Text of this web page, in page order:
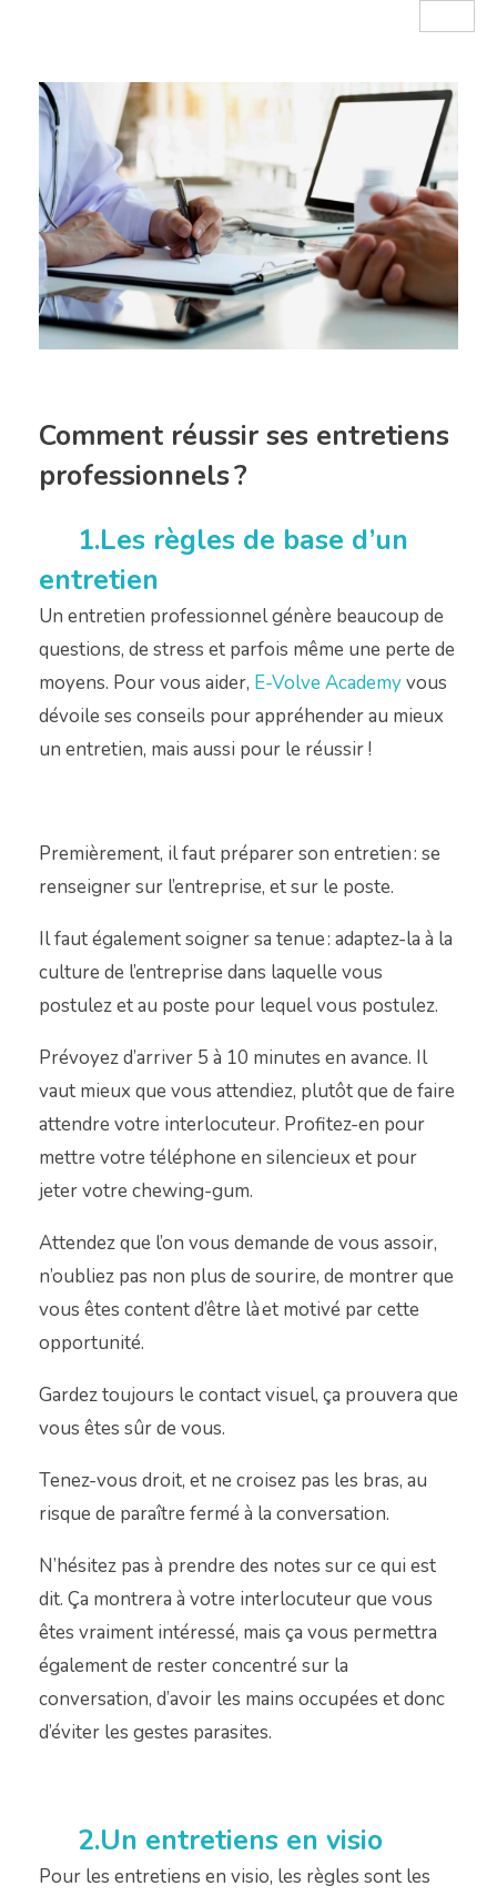
Comment réussir ses entretiens
professionnels ?
1.Les règles de base d’un
entretien
Un entretien professionnel génère beaucoup de
questions, de stress et parfois même une perte de
moyens. Pour vous aider, E-Volve Academyvous
dévoile ses conseils pour appréhender au mieux
un entretien, mais aussi pour le réussir !
Premièrement, il faut préparer son entretien : se
renseigner sur l’entreprise, et sur le poste.
Il faut également soigner sa tenue : adaptez-la à la
culture de l’entreprise dans laquelle vous
postulez et au poste pour lequel vous postulez.
Prévoyez d’arriver 5 à 10 minutes en avance. Il
vaut mieux que vous attendiez, plutôt que de faire
attendre votre interlocuteur. Profitez-en pour
mettre votre téléphone en silencieux et pour
jeter votre chewing-gum.
Attendez que l’on vous demande de vous assoir,
n’oubliez pas non plus de sourire, de montrer que
vous êtes content d’être là et motivé par cette
opportunité.
Gardez toujours le contact visuel, ça prouvera que
vous êtes sûr de vous.
Tenez-vous droit, et ne croisez pas les bras, au
risque de paraître fermé à la conversation.
N’hésitez pas à prendre des notes sur ce qui est
dit. Ça montrera à votre interlocuteur que vous
êtes vraiment intéressé, mais ça vous permettra
également de rester concentré sur la
conversation, d’avoir les mains occupées et donc
d’éviter les gestes parasites.
2.Un entretiens en visio
Pour les entretiens en visio, les règles sont les